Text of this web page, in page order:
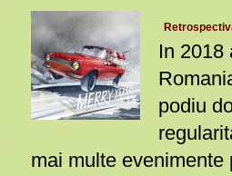
In 2018
podiu
mai multe